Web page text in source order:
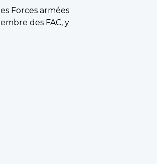
Forces armées
des FAC, y